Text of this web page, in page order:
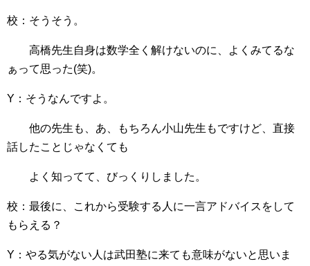
校：そうそう。
高橋先生自身は数学全く解けないのに、よくみてるな
ぁって思った(笑)。
Y：そうなんですよ。
他の先生も、あ、もちろん小山先生もですけど、直接
話したことじゃなくても
よく知ってて、びっくりしました。
校：最後に、これから受験する人に一言アドバイスをして
もらえる？
Y：やる気がない人は武田塾に来ても意味がないと思いま